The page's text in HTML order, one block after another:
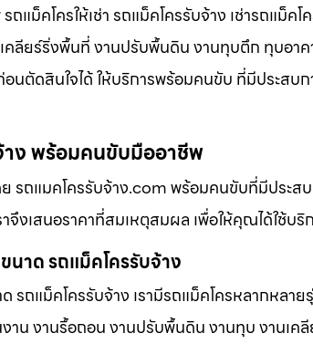
ถแม็คโครให้เช่า รถแม็คโครรับจ้าง เช่ารถแม็
ลียร์ริ่งพื้นที่ งานปรับพื้นดิน งานทุบตึก ทุบอาค
นตัดสินใจได้ ให้บริการพร้อมคนขับ ที่มีประสบ
าง พร้อมคนขับมืออาชีพ
ย รถแมคโครรับจ้าง.com พร้อมคนขับที่มีประ
จึงเสนอราคาที่สมเหตุสมผล เพื่อให้คุณได้ใช้บ
นาด รถแม็คโครรับจ้าง
ด รถแม็คโครรับจ้าง เรามีรถแม็คโครหลากหล
าน งานรื้อถอน งานปรับพื้นดิน งานทุบ งานเ